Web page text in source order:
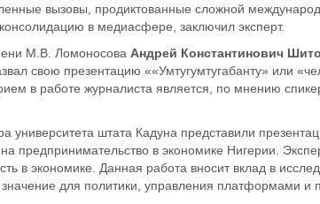
вызовы, продиктованные сложной
в медиасфере, заключил эксперт.
М.В. Ломоносова Андрей Константинович
свою презентацию ««Умтугумтугабанту» или
в работе журналиста является, по мнению
университета штата Кадуна представили
предпринимательство в экономике Нигерии.
в экономике. Данная работа вносит вклад в
для политики, управления платформами